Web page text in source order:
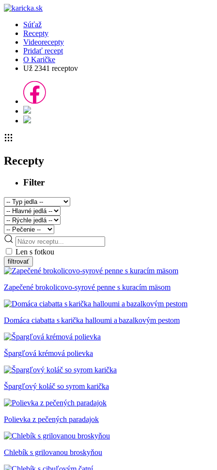
Súťaž
Recepty
Videorecepty
Pridať recept
O Karičke
Už 2341 receptov
Recepty
Filter
Len s fotkou
Zapečené brokolicovo-syrové penne s kuracím mäsom
Domáca ciabatta s karička halloumi a bazalkovým pestom
Špargľová krémová polievka
Špargľový koláč so syrom karička
Polievka z pečených paradajok
Chlebík s grilovanou broskyňou